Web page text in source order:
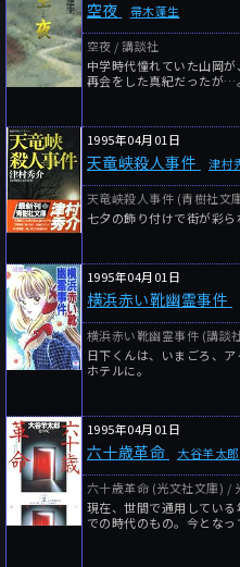
空夜 帚木蓬生
空夜 / 講談社
中学時代憧れていた山岡
再会をした真紀だったが…。
1995年04月01日
天竜峡殺人事件 津村
天竜峡殺人事件 (青樹社文
七夕の飾り付けで街が彩ら
1995年04月01日
横浜赤い靴幽霊事件
横浜赤い靴幽霊事件 (講談
日下くんは、いまごろ、
ホテルに。
1995年04月01日
六十歳革命 大谷羊太郎
六十歳革命 (光文社文庫) /
現在、世間で通用してい
での時代のもの。今となっ